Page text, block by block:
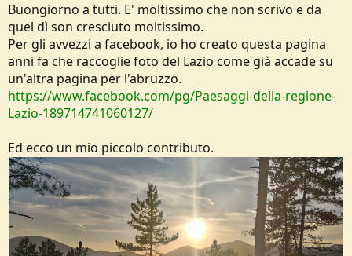
Buongiorno a tutti. E' moltissimo che non scrivo e da
quel dì son cresciuto moltissimo.
Per gli avvezzi a facebook, io ho creato questa pagina
anni fa che raccoglie foto del Lazio come già accade su
un'altra pagina per l'abruzzo.
https://www.facebook.com/pg/Paesaggi-della-regione-
Lazio-189714741060127/
Ed ecco un mio piccolo contributo.